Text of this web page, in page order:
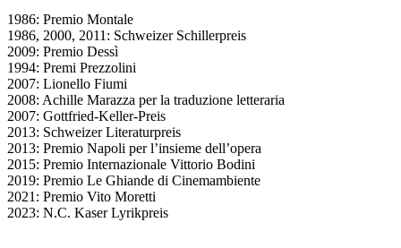
1986: Premio Montale
1986, 2000, 2011: Schweizer Schillerpreis
2009: Premio Dessì
1994: Premi Prezzolini
2007: Lionello Fiumi
2008: Achille Marazza per la traduzione letteraria
2007: Gottfried-Keller-Preis
2013: Schweizer Literaturpreis
2013: Premio Napoli per l’insieme dell’opera
2015: Premio Internazionale Vittorio Bodini
2019: Premio Le Ghiande di Cinemambiente
2021: Premio Vito Moretti
2023: N.C. Kaser Lyrikpreis